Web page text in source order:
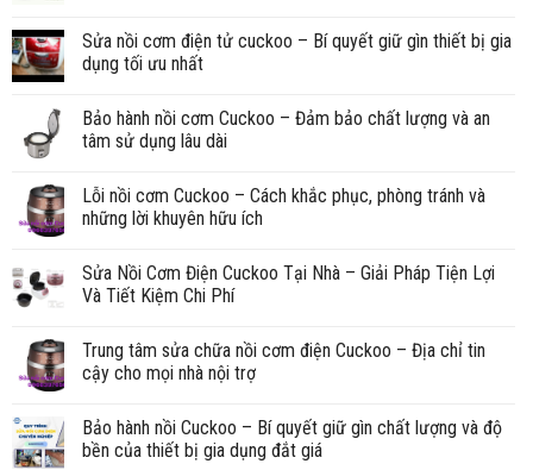
Sửa nồi cơm điện tử cuckoo – Bí quyết giữ gìn thiết bị gia
dụng tối ưu nhất
Bảo hành nồi cơm Cuckoo – Đảm bảo chất lượng và an
tâm sử dụng lâu dài
Lỗi nồi cơm Cuckoo – Cách khắc phục, phòng tránh và
những lời khuyên hữu ích
Sửa Nồi Cơm Điện Cuckoo Tại Nhà – Giải Pháp Tiện Lợi
Và Tiết Kiệm Chi Phí
Trung tâm sửa chữa nồi cơm điện Cuckoo – Địa chỉ tin
cậy cho mọi nhà nội trợ
Bảo hành nồi Cuckoo – Bí quyết giữ gìn chất lượng và độ
bền của thiết bị gia dụng đắt giá